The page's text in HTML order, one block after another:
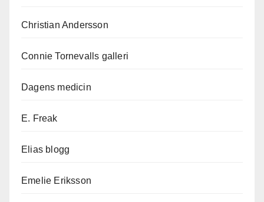
Christian Andersson
Connie Tornevalls galleri
Dagens medicin
E. Freak
Elias blogg
Emelie Eriksson